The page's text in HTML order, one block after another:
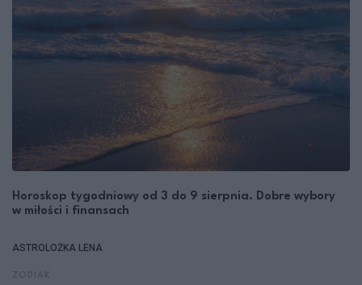
Horoskop tygodniowy od 3 do 9 sierpnia. Dobre wybory
w miłości i finansach
ASTROLOŻKA LENA